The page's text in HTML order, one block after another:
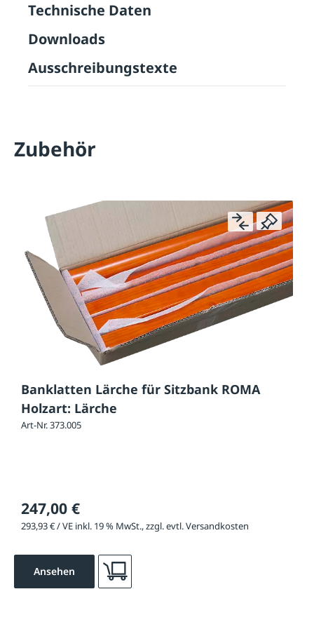
Technische Daten
Downloads
Ausschreibungstexte
Zubehör
Banklatten Lärche für Sitzbank ROMA
Holzart: Lärche
Art-Nr. 373.005
247,00 €
293,93 € / VE inkl. 19 % MwSt., zzgl. evtl. Versandkosten
Ansehen